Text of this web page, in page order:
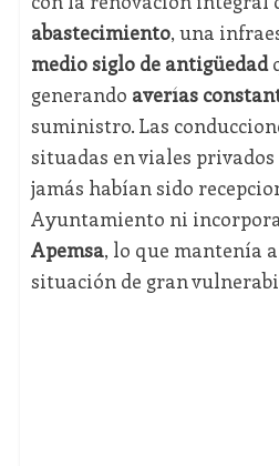
abastecimiento, una
medio siglo de antigüedad
generando averías
suministro. Las
situadas en viales privados
jamás habían sido
Ayuntamiento ni
Apemsa, lo que mantenía
situación de gran